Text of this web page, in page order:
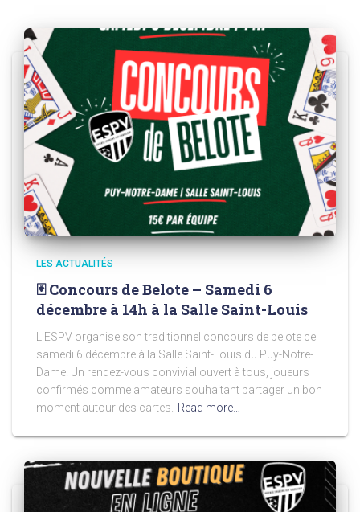
LES ACTUALITÉS
🃏 Concours de Belote – Samedi 6
décembre à 14h à la Salle Saint-Louis
L’ESPV organise son traditionnel concours de belote ce
samedi 6 décembre à la Salle Saint-Louis du Puy-Notre-
Dame. Un rendez-vous convivial ouvert à tous, joueurs
confirmés comme amateurs souhaitant partager un bon
moment autour des cartes.
Read more…